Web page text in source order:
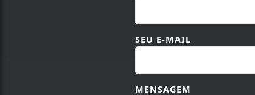
SEU E-MAIL
MENSAGEM